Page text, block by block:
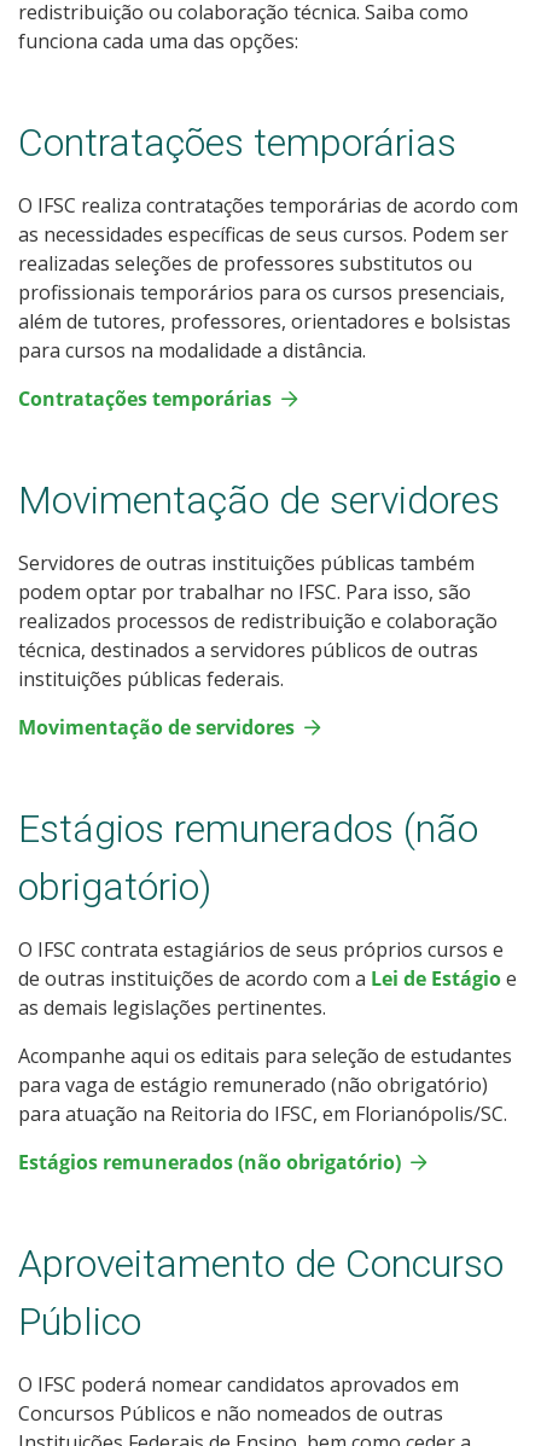
redistribuição ou colaboração técnica. Saiba como
funciona cada uma das opções:
Contratações temporárias
O IFSC realiza contratações temporárias de acordo com
as necessidades específicas de seus cursos. Podem ser
realizadas seleções de professores substitutos ou
profissionais temporários para os cursos presenciais,
além de tutores, professores, orientadores e bolsistas
para cursos na modalidade a distância.
Contratações temporárias
Movimentação de servidores
Servidores de outras instituições públicas também
podem optar por trabalhar no IFSC. Para isso, são
realizados processos de redistribuição e colaboração
técnica, destinados a servidores públicos de outras
instituições públicas federais.
Movimentação de servidores
Estágios remunerados (não
obrigatório)
O IFSC contrata estagiários de seus próprios cursos e
de outras instituições de acordo com a Lei de Estágioe
as demais legislações pertinentes.
Acompanhe aqui os editais para seleção de estudantes
para vaga de estágio remunerado (não obrigatório)
para atuação na Reitoria do IFSC, em Florianópolis/SC.
Estágios remunerados (não obrigatório)
Aproveitamento de Concurso
Público
O IFSC poderá nomear candidatos aprovados em
Concursos Públicos e não nomeados de outras